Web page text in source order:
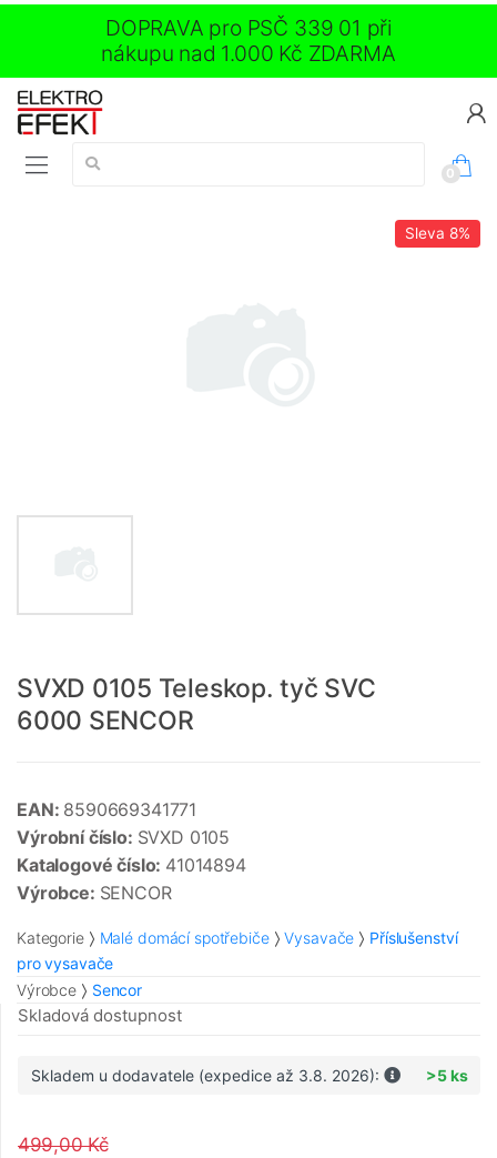
DOPRAVA pro PSČ 339 01 při
nákupu nad 1.000 Kč ZDARMA
Vyhledávání:
0
Sleva 8%
SVXD 0105 Teleskop. tyč SVC
6000 SENCOR
EAN: 8590669341771
Výrobní číslo: SVXD 0105
Katalogové číslo: 41014894
Výrobce: SENCOR
Kategorie Malé domácí spotřebiče Vysavače
Příslušenství
pro vysavače
Výrobce
Sencor
Skladová dostupnost
Skladem u dodavatele (expedice až 3.8. 2026): >5 ks
499,00 Kč